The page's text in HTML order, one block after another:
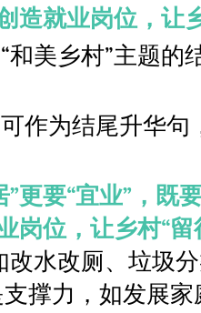
造就业岗位，让
和美乡村”主题的
作为结尾升华
”更要“宜业”，既
岗位，让乡村“
改水改厕、垃圾
支撑力，如发展